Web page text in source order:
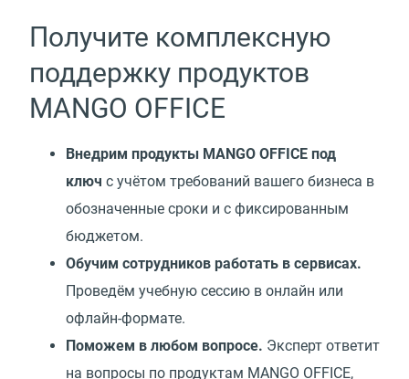
Получите комплексную
поддержку продуктов
MANGO OFFICE
Внедрим продукты MANGO OFFICE под
ключ с учётом требований вашего бизнеса в
обозначенные сроки и с фиксированным
бюджетом.
Обучим сотрудников работать в сервисах.
Проведём учебную сессию в онлайн или
офлайн-формате.
Поможем в любом вопросе. Эксперт ответит
на вопросы по продуктам MANGO OFFICE,